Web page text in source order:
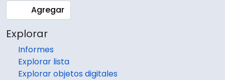
Agregar
Explorar
Informes
Explorar lista
Explorar objetos digitales